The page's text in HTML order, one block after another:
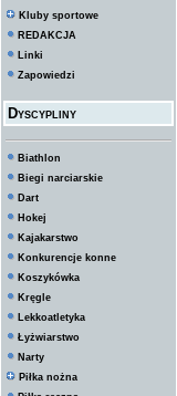
Kluby sportowe
REDAKCJA
Linki
Zapowiedzi
Dyscypliny
Biathlon
Biegi narciarskie
Dart
Hokej
Kajakarstwo
Konkurencje konne
Koszykówka
Kręgle
Lekkoatletyka
Łyżwiarstwo
Narty
Piłka nożna